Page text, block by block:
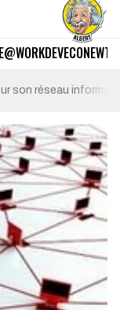
@WORKDEVECO
son réseau